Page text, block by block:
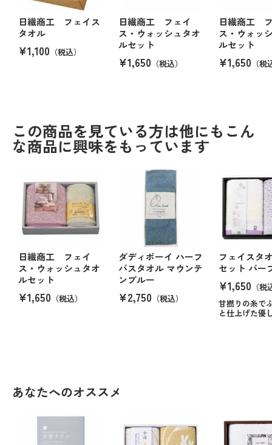
日繊商工 フェイス
タオル
¥1,100 （税込）
日繊商工 フェイ
ス・ウォッシュタオ
ルセット
¥1,650 （税込）
日繊商工
ス・ウォッ
ルセット
¥1,650 （税
この商品を見ている方は他にもこん
な商品に興味をもっています
日繊商工 フェイ
ス・ウォッシュタオ
ルセット
¥1,650 （税込）
ダディボーイ ハーフ
バスタオル マウンテ
ンブルー
¥2,750 （税込）
フェイスタ
セット パー
¥1,650 （税
甘撚りの糸で
と仕上げた優
あなたへのオススメ